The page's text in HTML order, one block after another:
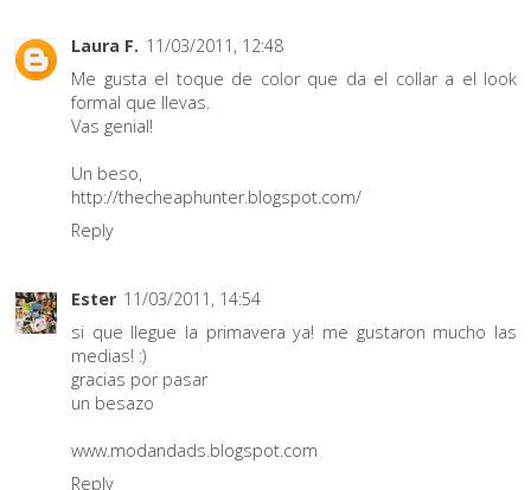
Laura F. 11/03/2011, 12:48
Me gusta el toque de color que da el collar a el look
formal que llevas.
Vas genial!
Un beso,
http://thecheaphunter.blogspot.com/
Reply
Ester 11/03/2011, 14:54
si que llegue la primavera ya! me gustaron mucho las
medias! :)
gracias por pasar
un besazo
www.modandads.blogspot.com
Reply